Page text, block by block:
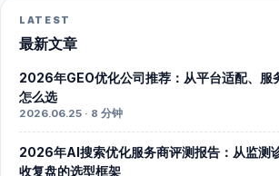
LATEST
最新文章
2026年GEO优化公司推荐：从平台适配、服
怎么选
2026.06.25 · 8 分钟
2026年AI搜索优化服务商评测报告：从监测
收复盘的选型框架